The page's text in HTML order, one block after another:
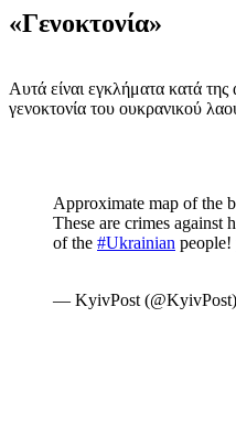
«Γενοκτονία»
Αυτά είναι εγκλήματα κατά
γενοκτονία του ουκρανικού
Approximate map of the
These are crimes against
of the #Ukrainian people!
— KyivPost (@KyivPost)